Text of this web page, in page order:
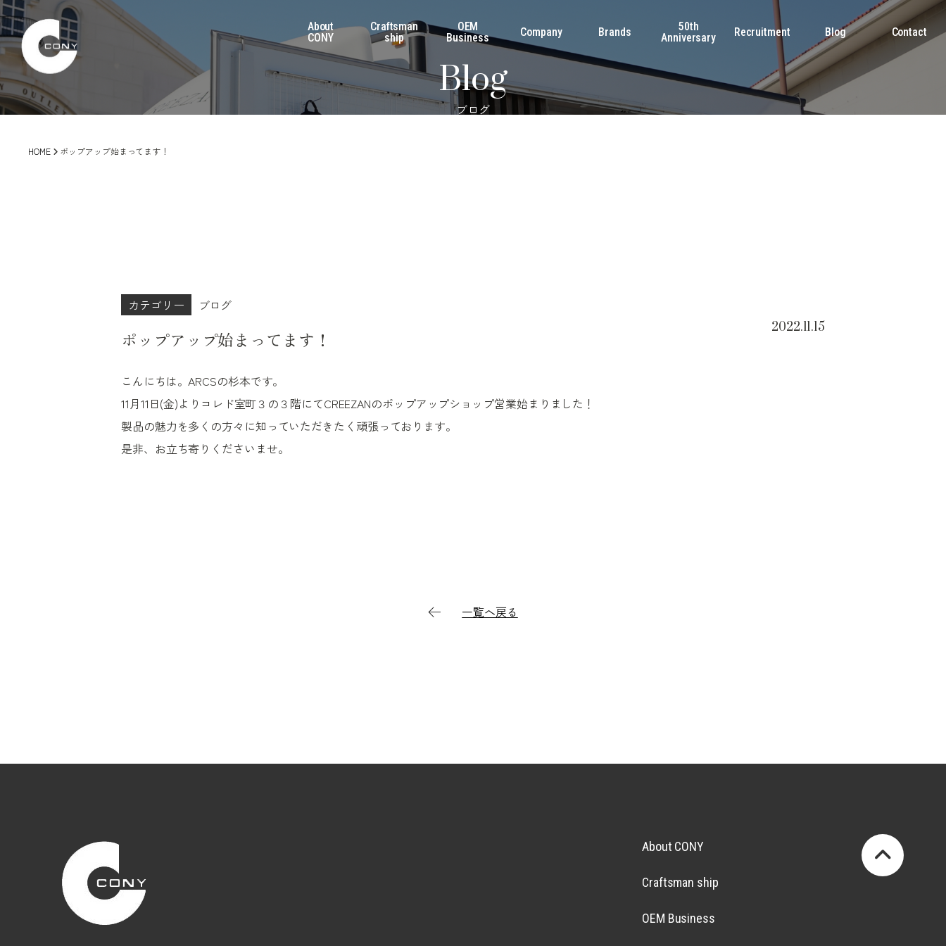
About
CONY
Craftsman
ship
OEM
Business
Company Brands
50th
Anniversary
Recruitment Blog Contact
Blog
ブログ
HOME ポップアップ始まってます！
カテゴリー ブログ
ポップアップ始まってます！ 2022.11.15
こんにちは。ARCSの杉本です。
11月11日(金)よりコレド室町３の３階にてCREEZANのポップアップショップ営業始まりました！
製品の魅力を多くの方々に知っていただきたく頑張っております。
是非、お立ち寄りくださいませ。
一覧へ戻る
About CONY
Craftsman ship
OEM Business